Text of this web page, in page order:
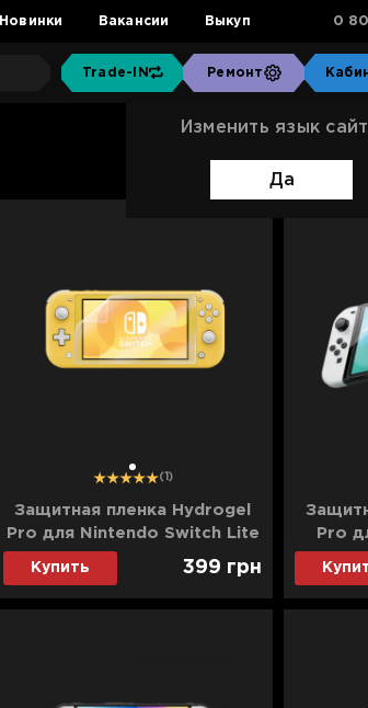
Новинки Вакансии Выкуп 0
Trade-IN Ремонт
Изменить язык
Да
1 (1)
Защитная пленка Hydrogel
Pro для Nintendo Switch Lite
5.5" (Glossy Clear)
Купить 399 грн
Pro